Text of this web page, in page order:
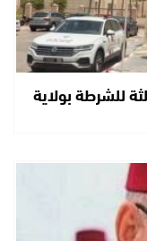
للشرطة بولاية